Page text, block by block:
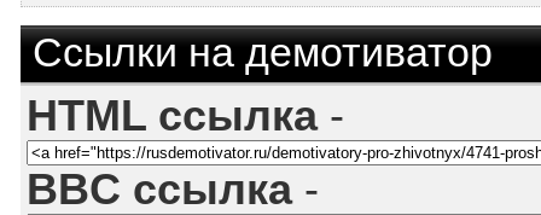
Ссылки на демотиватор
HTML ссылка-
BBC ссылка-